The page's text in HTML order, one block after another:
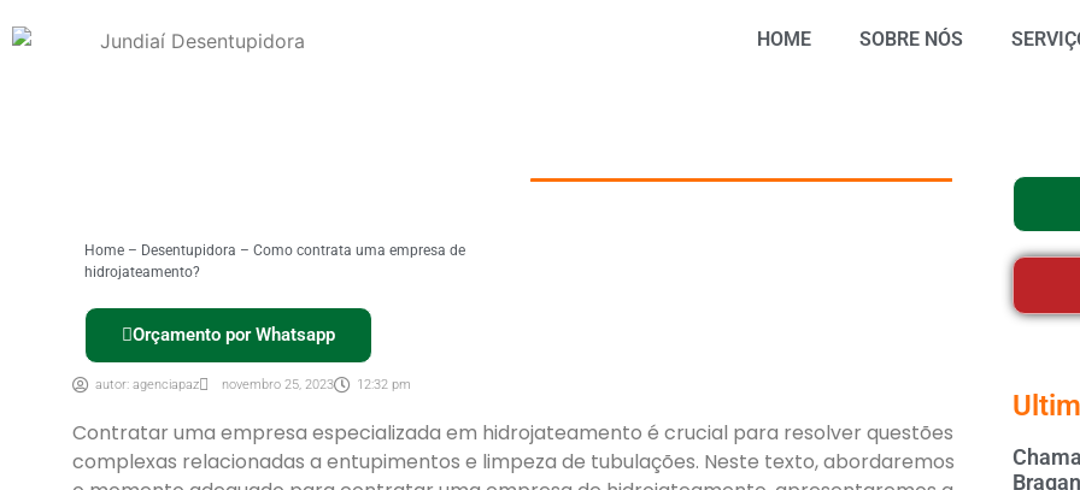
HOME SOBRE NÓS
Home – Desentupidora – Como contrata uma empresa de
hidrojateamento?
Orçamento por Whatsapp
autor: agenciapaz novembro 25, 2023 12:32 pm
Contratar uma empresa especializada em hidrojateamento é crucial para resolver questões
complexas relacionadas a entupimentos e limpeza de tubulações. Neste texto, abordaremos